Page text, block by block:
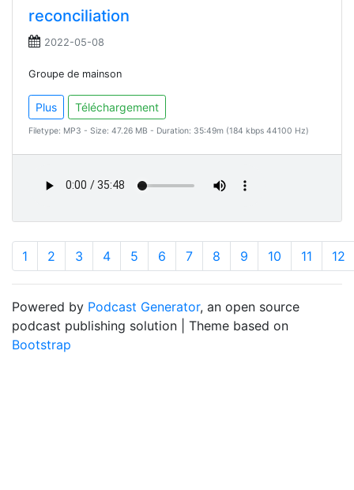
reconciliation
2022-05-08
Groupe de mainson
Plus Téléchargement
Filetype: MP3 - Size: 47.26 MB - Duration: 35:49m (184 kbps 44100 Hz)
1 2 3 4 5 6 7 8 9 10 11 12
Powered by Podcast Generator, an open source
podcast publishing solution | Theme based on
Bootstrap